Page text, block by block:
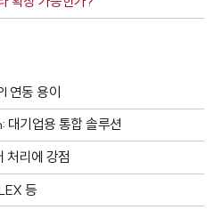
연동 용이
: 대기업용 통합 솔루션
처리에 강점
등